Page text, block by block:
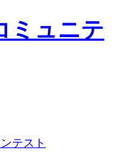
テスト